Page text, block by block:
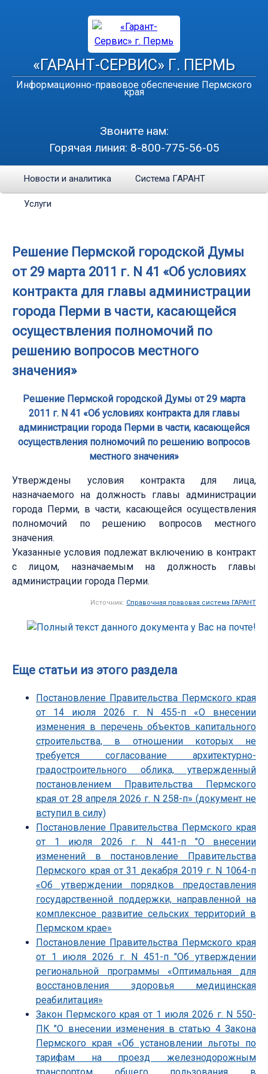
«ГАРАНТ-СЕРВИС» Г. ПЕРМЬ
Информационно-правовое обеспечение Пермского
края
Звоните нам:
Горячая линия: 8-800-775-56-05
Новости и аналитика Система ГАРАНТ
Услуги
Решение Пермской городской Думы
от 29 марта 2011 г. N 41 «Об условиях
контракта для главы администрации
города Перми в части, касающейся
осуществления полномочий по
решению вопросов местного
значения»
Решение Пермской городской Думы от 29 марта
2011 г. N 41 «Об условиях контракта для главы
администрации города Перми в части, касающейся
осуществления полномочий по решению вопросов
местного значения»
Утверждены условия контракта для лица,
назначаемого на должность главы администрации
города Перми, в части, касающейся осуществления
полномочий по решению вопросов местного
значения.
Указанные условия подлежат включению в контракт
с лицом, назначаемым на должность главы
администрации города Перми.
Источник: Справочная правовая система ГАРАНТ
Еще статьи из этого раздела
Постановление Правительства Пермского края
от 14 июля 2026 г. N 455-п «О внесении
изменения в перечень объектов капитального
строительства, в отношении которых не
требуется согласование архитектурно-
градостроительного облика, утвержденный
постановлением Правительства Пермского
края от 28 апреля 2026 г. N 258-п» (документ не
вступил в силу)
Постановление Правительства Пермского края
от 1 июля 2026 г. N 441-п "О внесении
изменений в постановление Правительства
Пермского края от 31 декабря 2019 г. N 1064-п
«Об утверждении порядков предоставления
государственной поддержки, направленной на
комплексное развитие сельских территорий в
Пермском крае»
Постановление Правительства Пермского края
от 1 июля 2026 г. N 451-п "Об утверждении
региональной программы «Оптимальная для
восстановления здоровья медицинская
реабилитация»
Закон Пермского края от 1 июля 2026 г. N 550-
ПК "О внесении изменения в статью 4 Закона
Пермского края «Об установлении льготы по
тарифам на проезд железнодорожным
транспортом общего пользования в